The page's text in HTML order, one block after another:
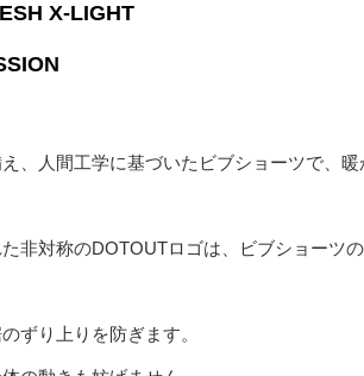
X-LIGHT
、人間工学に基づいたビブショーツで、
非対称のDOTOUTロゴは、ビブショーツ
ずり上りを防ぎます。